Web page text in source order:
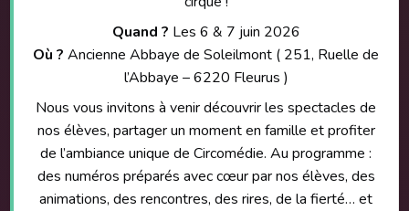
Comment m'inscrire ?
ACTIVITÉS PÉDAGOGIQUES
Circ'onstances / Handicirque
ANNIVERSAIRES
Nos formules
Réserve ton annif !
NOS FORMULES / TOUT-EN-PACK
NOS LOCATIONS / MATÉRIELS
DEVIS
Réalise ton devis !
SUIVEZ-NOUS !
Quand ? Les 6 & 7 juin 2026
Où ? Ancienne Abbaye de Soleilmont ( 251, Ruelle de
l’Abbaye – 6220 Fleurus )
Nous vous invitons à venir découvrir les spectacles de
nos élèves, partager un moment en famille et profiter
de l’ambiance unique de Circomédie. Au programme :
des numéros préparés avec cœur par nos élèves, des
animations, des rencontres, des rires, de la fierté… et